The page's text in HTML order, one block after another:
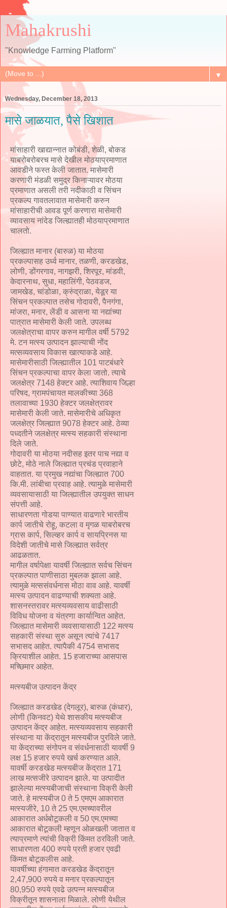
Mahakrushi
"Knowledge Farming Platform"
▼
Wednesday, December 18, 2013
मासे जाळयात, पैसे खिशात
मांसाहारी खाद्यान्नात कोबंडी, शेळी, बोकड
याबरोबरोबरच मासे देखील मोठयाप्रमाणात
आवडीने फस्त केली जातात. मासेमारी
करणारी मंडळी समुद्र किनाऱ्यावर मोठया
प्रमाणात असली तरी नदीकाठी व सिंचन
प्रकल्प गावतलावात मासेमारी करुन
मांसाहारीची आवड पूर्ण करणारा मासेमारी
व्यावसाय नांदेड जिल्ह्यातही मोठयाप्रमाणात
चालतो.
जिल्ह्यात मानार (बारुळ) या मोठया
प्रकल्पासह उर्ध्व मानार, तळणी, करडखेड,
लोणी, डोंगरगाव, नागझरी, शिरपूर, मांडवी,
केदारनाथ, सुधा, महालिंगी, पेठवडज,
जामखेड, चांडोळा, क्रुंद्राळा, येडूर या
सिंचन प्रकल्पात तसेच गोदावरी, पैनगंगा,
मांजरा, मनार, लेंडी व आसना या नद्यांच्या
पात्रात मासेमारी केली जाते. उपलब्ध
जलक्षेत्राचा वापर करुन मागील वर्षी 5792
मे. टन मत्स्य उत्पादन झाल्याची नोंद
मत्सव्यवसाय विकास खात्याकडे आहे.
मासेमारीसाठी जिल्ह्यातील 101 पाटबंधारे
सिंचन प्रकल्पाचा वापर केला जातो. त्याचे
जलक्षेत्र 7148 हेक्टर आहे. त्याशिवाय जिल्हा
परिषद, ग्रामपंचायत मालकीच्या 368
तलावाच्या 1930 हेक्टर जलक्षेत्रावर
मासेमारी केली जाते. मासेमारीचे अधिकृत
जलक्षेत्र जिल्ह्यात 9078 हेक्टर आहे. ठेव्या
पध्दतीने जलक्षेत्र मत्स्य सहकारी संस्थाना
दिले जाते.
गोदावरी या मोठया नदीसह इतर पाच नद्या व
छोटे, मोठे नाले जिल्ह्यात प्रचंड प्रवाहाने
वाहतात. या प्रमुख नद्यांचा जिल्ह्यात 700
कि.मी. लांबीचा प्रवाह आहे. त्यामुळे मासेमारी
व्यवसायासाठी या जिल्ह्यातील उपयुक्त साधन
संपत्ती आहे.
साधारणता गोडया पाण्यात वाढणारे भारतीय
कार्प जातीचे रोहू, कटला व मृगळ याबरोबरच
ग्रास कार्प, सिल्व्हर कार्प व सायप्रिनस या
विदेशी जातीचे मासे जिल्ह्यात सर्वत्र
आढळतात.
मागील वर्षापेक्षा यावर्षी जिल्ह्यात सर्वच सिंचन
प्रकल्पात पाणीसाठा मुबलक झाला आहे.
त्यामुळे मत्ससंवर्धनास मोठा वाव आहे. यावर्षी
मत्स्य उत्पादन वाढण्याची शक्यता आहे.
शासनस्तरावर मत्स्यव्यवसाय वाढीसाठी
विविध योजना व यंत्रणा कार्यान्वित आहेत.
जिल्ह्यात मासेमारी व्यवसायासाठी 122 मत्स्य
सहकारी संस्था सुरु असून त्यांचे 7417
सभासद आहेत. त्यापैकी 4754 सभासद
क्रियाशील आहेत. 15 हजाराच्या आसपास
मच्छिमार आहेत.
मत्स्यबीज उत्पादन केंद्र
जिल्ह्यात करडखेड (देगलूर), बारुळ (कंधार),
लोणी (किनवट) येथे शासकीय मत्स्यबीज
उत्पादन केंद्र आहेत. मत्स्यव्यवसाय सहकारी
संस्थाना या केंद्रातून मत्स्यबीज पुरविले जाते.
या केंद्राच्या संगोपन व संवर्धनासाठी यावर्षी 9
लक्ष 15 हजार रुपये खर्च करण्यात आले.
यावर्षी करडखेड मत्स्यबीज केंद्रात 171
लाख मत्सजीरे उत्पादन झाले. या उत्पादीत
झालेल्या मत्स्यबीजाची संस्थाना विक्री केली
जाते. हे मत्स्यबीज 0 ते 5 एमएम आकारात
मत्स्यजीरे, 10 ते 25 एम.एमच्यावरील
आकारात अर्धबोटूकली व 50 एम.एमच्या
आकारात बोटूकली म्हणून ओळखली जातात व
त्याप्रमाणे त्यांची विक्री किंमत ठरविली जाते.
साधारणता 400 रुपये प्रती हजार एवढी
किंमत बोटूकलीस आहे.
यावर्षीच्या हंगामात करडखेड केंद्रातून
2,47,900 रुपये व मनार प्रकल्पातून
80,950 रुपये एवढे उत्पन्न मत्स्यबीज
विक्रीतून शासनाला मिळाले. लोणी येथील